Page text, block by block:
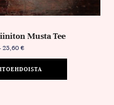
Musta Tee
25,60 €